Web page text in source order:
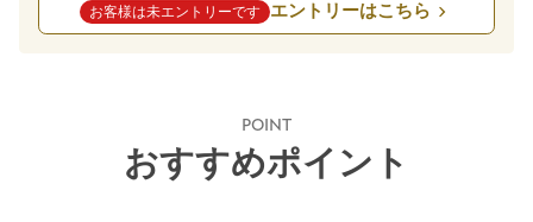
お客様は未エントリーです エントリーはこちら
POINT
おすすめポイント